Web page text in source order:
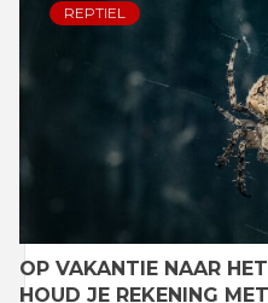
REPTIEL
OP VAKANTIE NAAR
HOUD JE REKENING